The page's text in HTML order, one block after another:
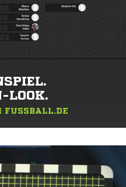
LOOK.
FUSSBALL.DE